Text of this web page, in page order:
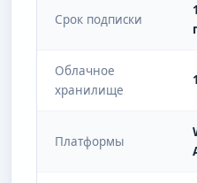
Срок подписки
Облачное
хранилище
Платформы